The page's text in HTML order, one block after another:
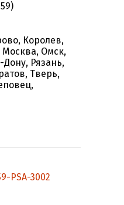
Королев,
Москва, Омск,
Рязань,
Тверь,
PSA-3002